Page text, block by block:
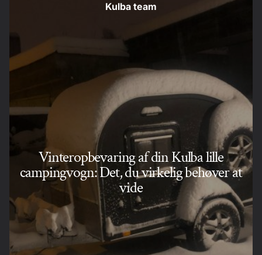
Kulba team
Vinteropbevaring af din Kulba lille
campingvogn: Det, du virkelig behøver at
vide